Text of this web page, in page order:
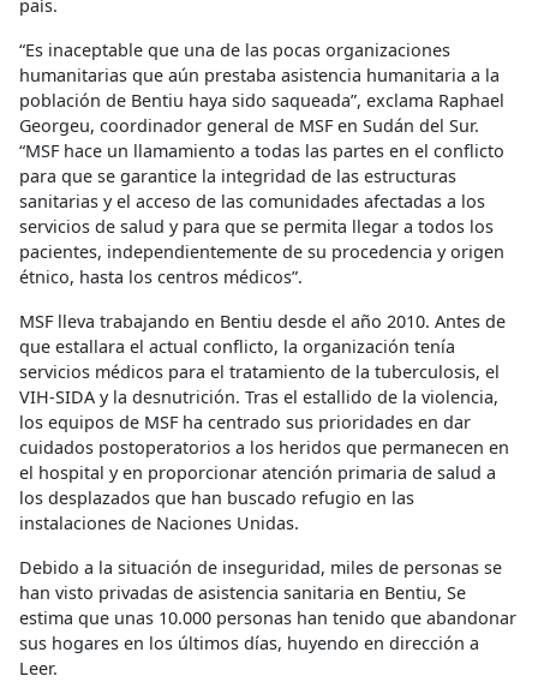
país.
“Es inaceptable que una de las pocas organizaciones
humanitarias que aún prestaba asistencia humanitaria a la
población de Bentiu haya sido saqueada”, exclama Raphael
Georgeu, coordinador general de MSF en Sudán del Sur.
“MSF hace un llamamiento a todas las partes en el conflicto
para que se garantice la integridad de las estructuras
sanitarias y el acceso de las comunidades afectadas a los
servicios de salud y para que se permita llegar a todos los
pacientes, independientemente de su procedencia y origen
étnico, hasta los centros médicos”.
MSF lleva trabajando en Bentiu desde el año 2010. Antes de
que estallara el actual conflicto, la organización tenía
servicios médicos para el tratamiento de la tuberculosis, el
VIH-SIDA y la desnutrición. Tras el estallido de la violencia,
los equipos de MSF ha centrado sus prioridades en dar
cuidados postoperatorios a los heridos que permanecen en
el hospital y en proporcionar atención primaria de salud a
los desplazados que han buscado refugio en las
instalaciones de Naciones Unidas.
Debido a la situación de inseguridad, miles de personas se
han visto privadas de asistencia sanitaria en Bentiu, Se
estima que unas 10.000 personas han tenido que abandonar
sus hogares en los últimos días, huyendo en dirección a
Leer.